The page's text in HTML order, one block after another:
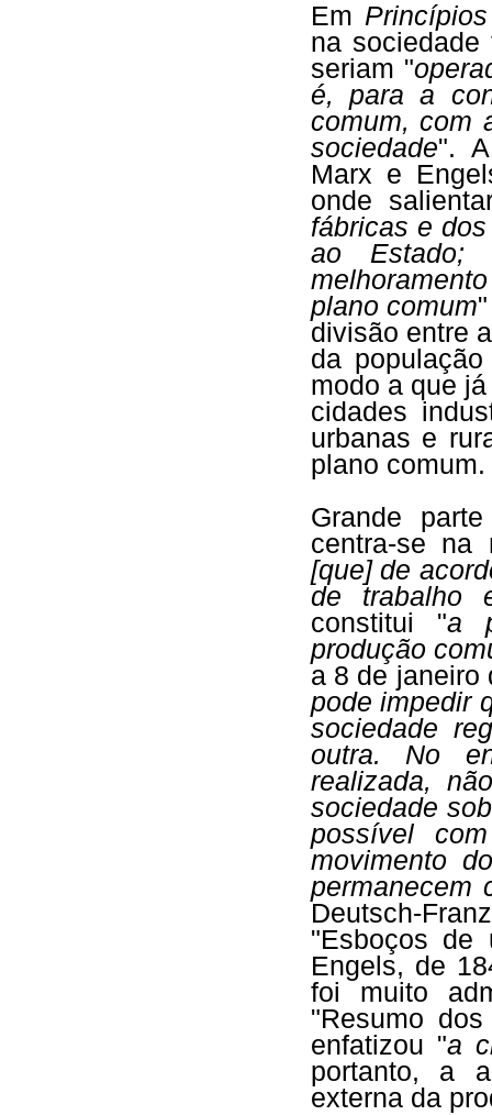
Em
na sociedade
seriam "
é, para a
comum, com
sociedade".
Marx e
onde
fábricas e
ao
plano comum
divisão entre
da
modo a que
cidades
urbanas e
plano comum.
Grande
centra-se na
[que] de
de trabalho
constitui "a
produção
a 8 de janeiro
pode impedir
sociedade
outra. No
realizada,
sociedade
possível
movimento
permanecem
Deutsch-
"Esboços de
Engels, de
foi muito
"Resumo
enfatizou "a
portanto, a
externa da